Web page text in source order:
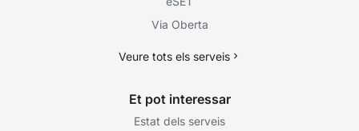
Via Oberta
Veure tots els serveis
Et pot interessar
Estat dels serveis